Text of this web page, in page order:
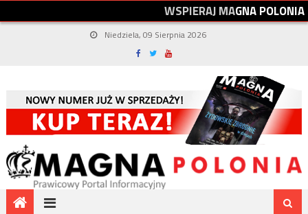
WSPIERAJMAGNAPOLONIA
Niedziela, 09 Sierpnia 2026